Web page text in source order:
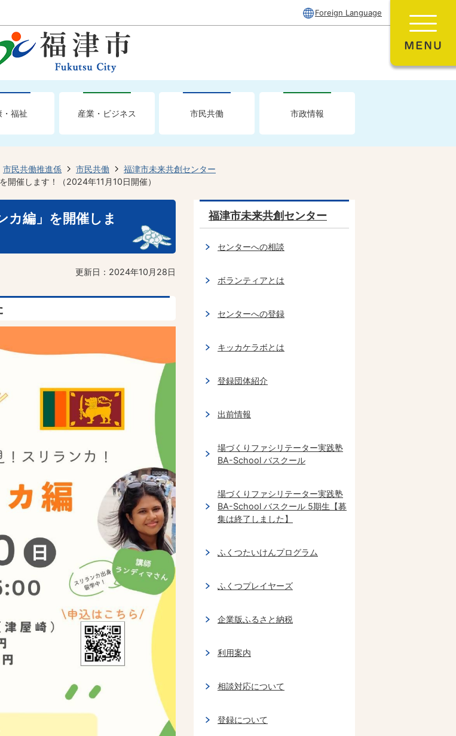
Foreign Language
・福祉 産業・ビジネス 市民共働 市政情報
市民共働推進係 市民共働
福津市未来共創センター
開催します！（2024年11月10日開催）
カ編」を開催しま
更新日：2024年10月28日
福津市未来共創センター
センターへの相談
ボランティアとは
センターへの登録
キッカケラボとは
登録団体紹介
出前情報
場づくりファシリテーター実践塾
BA-School バスクール
場づくりファシリテーター実践塾
BA-School バスクール 5期生【募
集は終了しました】
ふくつたいけんプログラム
ふくつプレイヤーズ
企業版ふるさと納税
利用案内
相談対応について
登録について